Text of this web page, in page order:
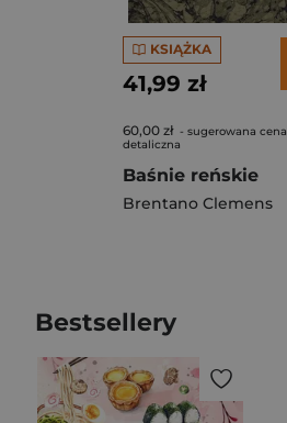
KSIĄŻKA
41,99 zł
60,00 zł - sugerowana cena
detaliczna
Baśnie reńskie
Brentano Clemens
Bestsellery